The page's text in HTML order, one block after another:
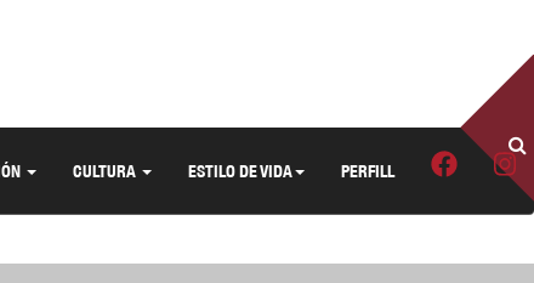
CULTURA ESTILO DE VIDA PERFILL